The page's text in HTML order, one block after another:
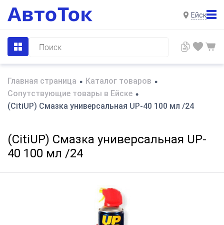
Ейск
Главная страница • Каталог товаров •
Сопутствующие товары в Ейске •
(CitiUP) Cмазка универсальная UP-40 100 мл /24
(CitiUP) Cмазка универсальная UP-
40 100 мл /24